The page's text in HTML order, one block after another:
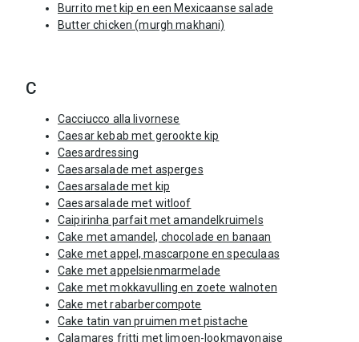
Burrito met kip en een Mexicaanse salade
Butter chicken (murgh makhani)
C
Cacciucco alla livornese
Caesar kebab met gerookte kip
Caesardressing
Caesarsalade met asperges
Caesarsalade met kip
Caesarsalade met witloof
Caipirinha parfait met amandelkruimels
Cake met amandel, chocolade en banaan
Cake met appel, mascarpone en speculaas
Cake met appelsienmarmelade
Cake met mokkavulling en zoete walnoten
Cake met rabarbercompote
Cake tatin van pruimen met pistache
Calamares fritti met limoen-lookmayonaise